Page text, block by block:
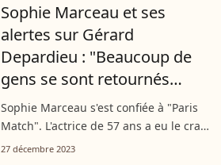
l'acteur, elle a décidé de...
Sophie Marceau et ses
alertes sur Gérard
Depardieu : "Beaucoup de
gens se sont retournés
contre moi"
Sophie Marceau s'est confiée à "Paris
Match". L'actrice de 57 ans a eu le cran
d'évoquer l'épineux cas de Gérard
27 décembre 2023